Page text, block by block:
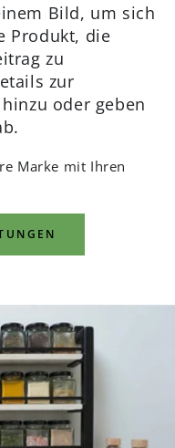
Bild, um sich
Produkt, die
zu
zur
oder geben
Marke mit Ihren